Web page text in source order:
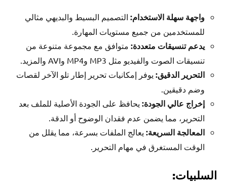
واجهة سهلة الاستخدام: التصميم البسيط والبديهي مثالي
للمستخدمين من جميع مستويات المهارة.
يدعم تنسيقات متعددة: متوافق مع مجموعة متنوعة من
تنسيقات الصوت والفيديو مثل MP3 وMP4 وAVI والمزيد.
التحرير الدقيق: يوفر إمكانيات تحرير إطار تلو الآخر لقصات
وضم دقيقين.
إخراج عالي الجودة: يحافظ على الجودة الأصلية للملف بعد
التحرير، مما يضمن عدم فقدان الوضوح أو الدقة.
المعالجة السريعة: يعالج الملفات بسرعة، مما يقلل من
الوقت المستغرق في مهام التحرير.
السلبيات: